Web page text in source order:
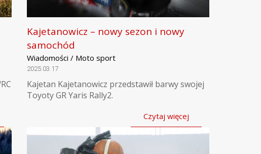
Kajetanowicz – nowy sezon i nowy
samochód
Wiadomości / Moto sport
2025.03.17
Kajetan Kajetanowicz przedstawił barwy swojej
Toyoty GR Yaris Rally2.
Czytaj więcej